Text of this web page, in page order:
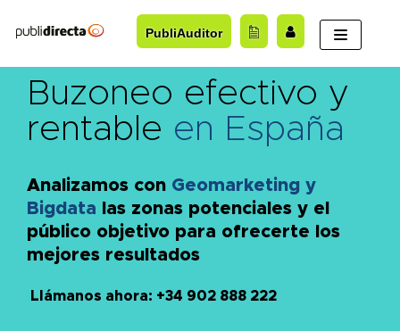
al
PubliAuditor
Buzoneo efectivo y
rentable en España
Analizamos con Geomarketing y
Bigdata las zonas potenciales y el
público objetivo para ofrecerte los
mejores resultados
Llámanos ahora: +34 902 888 222